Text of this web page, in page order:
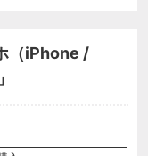
（iPhone /